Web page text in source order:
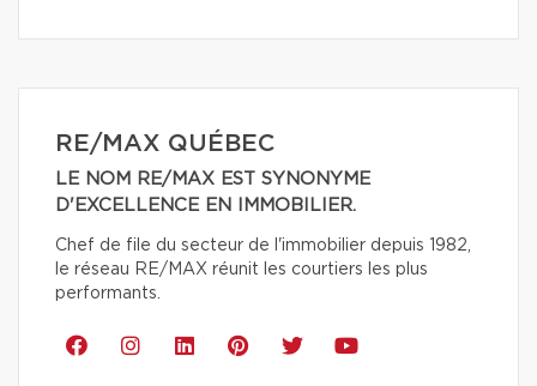
RE/MAX QUÉBEC
LE NOM RE/MAX EST SYNONYME
D'EXCELLENCE EN IMMOBILIER.
Chef de file du secteur de l'immobilier depuis 1982,
le réseau RE/MAX réunit les courtiers les plus
performants.